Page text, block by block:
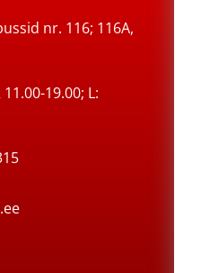
nr. 116; 116A,
11.00-19.00; L: